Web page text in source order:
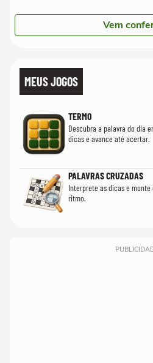
Vem
MEUS JOGOS
TERMO
Descubra a palavra do dia
dicas e avance até acertar.
PALAVRAS CRUZADAS
Interprete as dicas e
ritmo.